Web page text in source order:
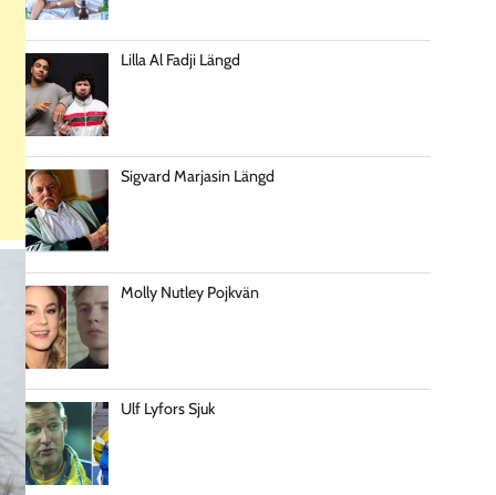
Lilla Al Fadji Längd
Sigvard Marjasin Längd
Molly Nutley Pojkvän
Ulf Lyfors Sjuk